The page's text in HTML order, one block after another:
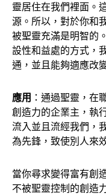
靈居住在我們裡面。
源。所以，對於你和
被聖靈充滿是明智的
設性和益處的方式，
通，並且能夠適應改
應用 ：通過聖靈，在
創造力的企業主，執
流入並且流經我們，
為先鋒，致使別人來
當你尋求變得富有創
不被聖靈控制的創造